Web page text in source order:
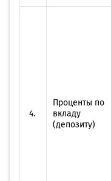
4.
Проценты по
вкладу
(депозиту)